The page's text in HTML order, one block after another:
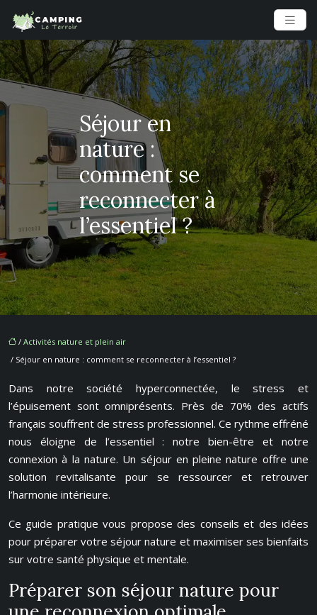
Séjour en
nature :
comment se
reconnecter à
l’essentiel ?
/ Activités nature et plein air
/ Séjour en nature : comment se reconnecter à l’essentiel ?
Dans notre société hyperconnectée, le stress et
l’épuisement sont omniprésents. Près de 70% des actifs
français souffrent de stress professionnel. Ce rythme effréné
nous éloigne de l’essentiel : notre bien-être et notre
connexion à la nature. Un séjour en pleine nature offre une
solution revitalisante pour se ressourcer et retrouver
l’harmonie intérieure.
Ce guide pratique vous propose des conseils et des idées
pour préparer votre séjour nature et maximiser ses bienfaits
sur votre santé physique et mentale.
Préparer son séjour nature pour